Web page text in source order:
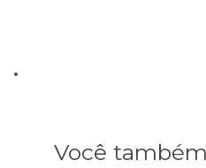
Você